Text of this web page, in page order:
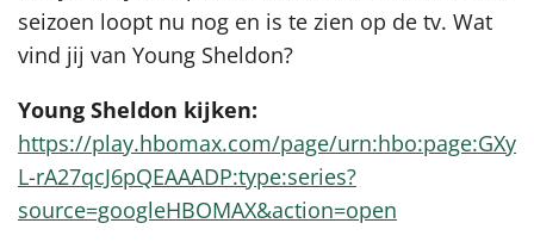
seizoen loopt nu nog en is te zien op de tv. Wat
vind jij van Young Sheldon?
Young Sheldon kijken:
https://play.hbomax.com/page/urn:hbo:page:GXy
L-rA27qcJ6pQEAAADP:type:series?
source=googleHBOMAX&action=open